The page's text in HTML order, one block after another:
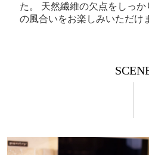
た。 天然繊維の欠点をしっ
の風合いをお楽しみいただけ